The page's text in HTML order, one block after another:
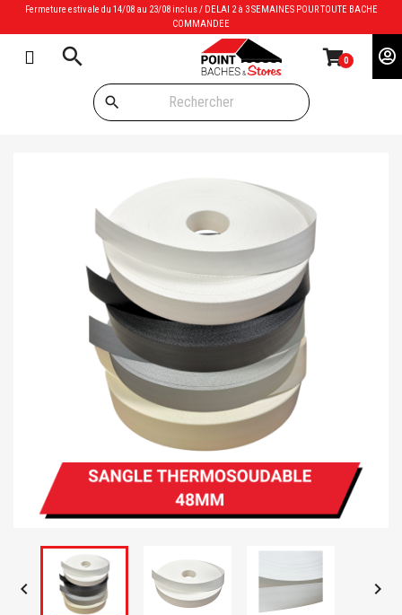
Fermeture estivale du 14/08 au 23/08 inclus / DELAI 2 à 3 SEMAINES POUR TOUTE BACHE
COMMANDEE
search 0
search
 